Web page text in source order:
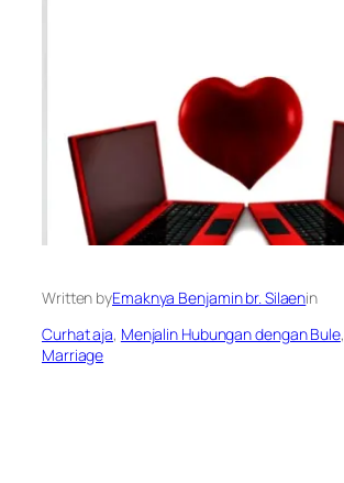
Written byEmaknya Benjamin br. Silaenin
Curhat aja, Menjalin Hubungan dengan Bule,
Marriage